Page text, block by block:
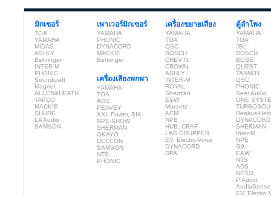
มิกเซอร์
TOA
YAMAHA
MIDAS
ASHLY
Behringer
INTER-M
PHONIC
Soundcraft
Magnet
ALLEN&HEATH
TAPCO
MACKIE
SHURE
LA Audio
SAMSON
เพาเวอร์มิกเซอร์
YAMAHA
PHONIC
DYNACORD
MACKIE
Behringer
เครื่องเสียงพกพา
YAMAHA
TOA
ADS
PEAVEY
XXL Power, BIK
NPE-SHOW
SHERMAN
OKAYO
DECCON
SAMSON
NTS
PHONIC
เครื่องขยายเสียง
YAMAHA
TOA
QSC
BOSCH
CHEVIN
CROWN
ASHLY
INTER-M
ROYAL
Sherman
E&W
Marantz
ACM
NPE
HUB, CRAF
LAB.GRUPPEN
EV, Electro-Voice
DYNACORD
DPA
ตู้ลำโพง
YAMAHA
TOA
JBL
BOSCH
BOSE
QUEST
TANNOY
QSC
PHONIC
Seer Audio
ONE
Renkus-
DYNACORD
SHERMAN
Inter-M
NPE
G9
EAW
NTS
ADS
NEXO
P Audio
AudioSense
EV, Electro-